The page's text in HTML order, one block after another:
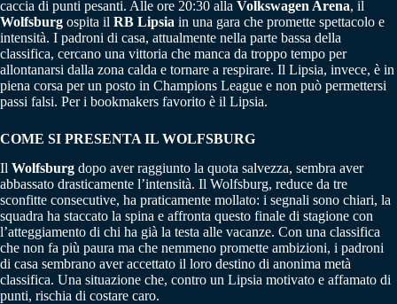
caccia di punti pesanti. Alle ore 20:30 alla Volkswagen Arena, il
Wolfsburg ospita il RB Lipsia in una gara che promette spettacolo e
intensità. I padroni di casa, attualmente nella parte bassa della
classifica, cercano una vittoria che manca da troppo tempo per
allontanarsi dalla zona calda e tornare a respirare. Il Lipsia, invece, è in
piena corsa per un posto in Champions League e non può permettersi
passi falsi. Per i bookmakers favorito è il Lipsia.
COME SI PRESENTA IL WOLFSBURG
Il Wolfsburg dopo aver raggiunto la quota salvezza, sembra aver
abbassato drasticamente l’intensità. Il Wolfsburg, reduce da tre
sconfitte consecutive, ha praticamente mollato: i segnali sono chiari, la
squadra ha staccato la spina e affronta questo finale di stagione con
l’atteggiamento di chi ha già la testa alle vacanze. Con una classifica
che non fa più paura ma che nemmeno promette ambizioni, i padroni
di casa sembrano aver accettato il loro destino di anonima metà
classifica. Una situazione che, contro un Lipsia motivato e affamato di
punti, rischia di costare caro.